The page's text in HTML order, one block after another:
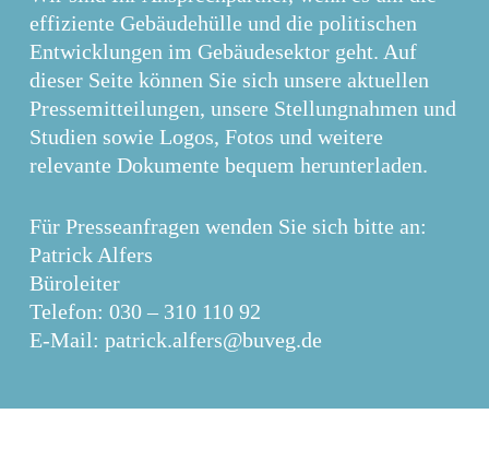
effiziente Gebäudehülle und die politischen
Entwicklungen im Gebäudesektor geht. Auf
dieser Seite können Sie sich unsere aktuellen
Pressemitteilungen, unsere Stellungnahmen und
Studien sowie Logos, Fotos und weitere
relevante Dokumente bequem herunterladen.
Für Presseanfragen wenden Sie sich bitte an:
Patrick Alfers
Büroleiter
Telefon: 030 – 310 110 92
E-Mail: patrick.alfers@buveg.de